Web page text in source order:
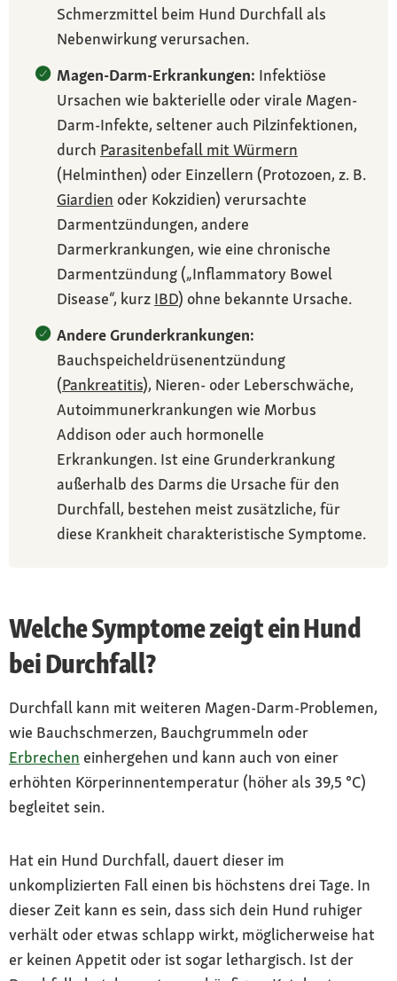
Schmerzmittel beim Hund Durchfall als
Nebenwirkung verursachen.
Magen-Darm-Erkrankungen: Infektiöse
Ursachen wie bakterielle oder virale Magen-
Darm-Infekte, seltener auch Pilzinfektionen,
durch Parasitenbefall mit Würmern
(Helminthen) oder Einzellern (Protozoen, z. B.
Giardien oder Kokzidien) verursachte
Darmentzündungen, andere
Darmerkrankungen, wie eine chronische
Darmentzündung („Inflammatory Bowel
Disease“, kurz IBD) ohne bekannte Ursache.
Andere Grunderkrankungen:
Bauchspeicheldrüsenentzündung
(Pankreatitis), Nieren- oder Leberschwäche,
Autoimmunerkrankungen wie Morbus
Addison oder auch hormonelle
Erkrankungen. Ist eine Grunderkrankung
außerhalb des Darms die Ursache für den
Durchfall, bestehen meist zusätzliche, für
diese Krankheit charakteristische Symptome.
Welche Symptome zeigt ein Hund
bei Durchfall?
Durchfall kann mit weiteren Magen-Darm-Problemen,
wie Bauchschmerzen, Bauchgrummeln oder
Erbrechen einhergehen und kann auch von einer
erhöhten Körperinnentemperatur (höher als 39,5 °C)
begleitet sein.
Hat ein Hund Durchfall, dauert dieser im
unkomplizierten Fall einen bis höchstens drei Tage. In
dieser Zeit kann es sein, dass sich dein Hund ruhiger
verhält oder etwas schlapp wirkt, möglicherweise hat
er keinen Appetit oder ist sogar lethargisch. Ist der